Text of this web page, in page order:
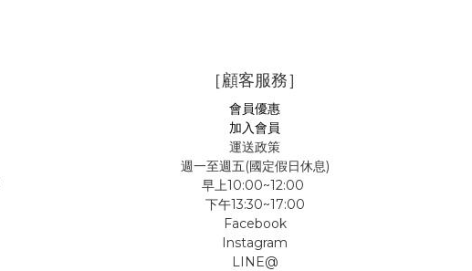
［顧客服務］
會員優惠
加入會員
運送政策
週一至週五(國定假日休息)
早上10:00~12:00
下午13:30~17:00
Facebook
Instagram
LINE@